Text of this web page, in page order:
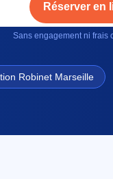
Réserver en
Sans engagement ni frais
Robinet Marseille